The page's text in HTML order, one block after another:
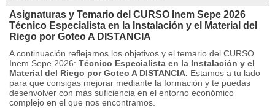
Asignaturas y Temario del CURSO Inem Sepe 2026
Técnico Especialista en la Instalación y el Material del
Riego por Goteo A DISTANCIA
A continuación reflejamos los objetivos y el temario del CURSO
Inem Sepe 2026: Técnico Especialista en la Instalación y el
Material del Riego por Goteo A DISTANCIA. Estamos a tu lado
para que consigas mejorar mediante la formación y te puedas
desenvolver con más suficiencia en el entorno económico
complejo en el que nos encontramos.